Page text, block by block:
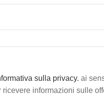
sulla privacy. ai
informazioni sulle